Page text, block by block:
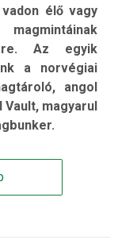
élő vagy
Az egyik
a norvégiai
angol
Vault, magyarul